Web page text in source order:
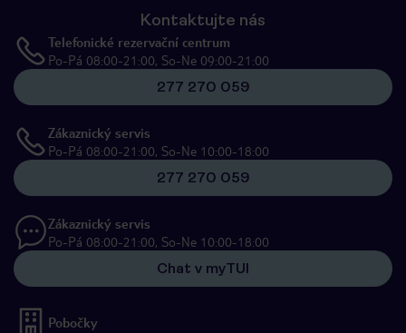
Kontaktujte nás
Telefonické rezervační centrum
Po-Pá 08:00-21:00, So-Ne 09:00-21:00
277 270 059
Zákaznický servis
Po-Pá 08:00-21:00, So-Ne 10:00-18:00
277 270 059
Zákaznický servis
Po-Pá 08:00-21:00, So-Ne 10:00-18:00
Chat v myTUI
Pobočky